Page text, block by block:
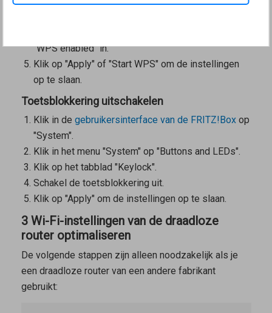
"WPS enabled" in.
Klik op "Apply" of "Start WPS" om de instellingen
op te slaan.
Toetsblokkering uitschakelen
Klik in de gebruikersinterface van de FRITZ!Boxop
"System".
Klik in het menu "System" op "Buttons and LEDs".
Klik op het tabblad "Keylock".
Schakel de toetsblokkering uit.
Klik op "Apply" om de instellingen op te slaan.
3 Wi-Fi-instellingen van de draadloze
router optimaliseren
De volgende stappen zijn alleen noodzakelijk als je
een draadloze router van een andere fabrikant
gebruikt: